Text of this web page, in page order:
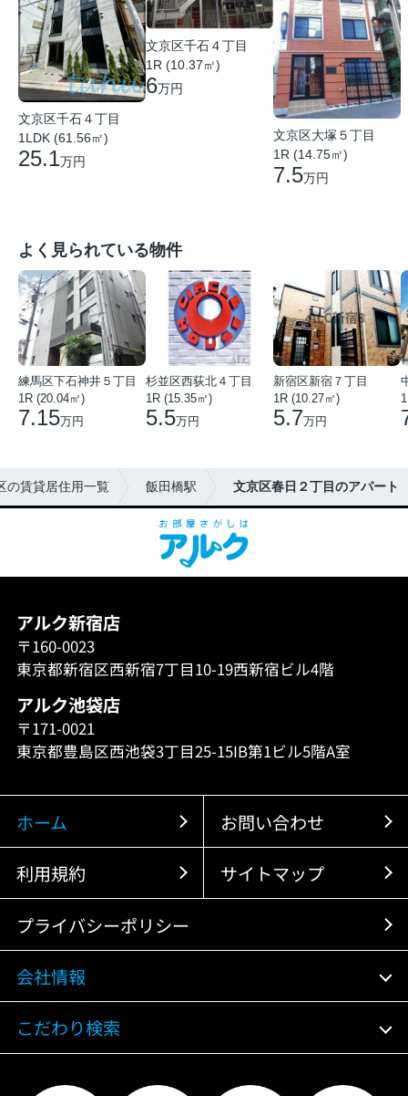
文京区千石４丁目
1LDK (61.56㎡)
25.1万円
文京区千石４丁目
1R (10.37㎡)
6万円
文京区大塚５丁目
1R (14.75㎡)
7.5万円
よく見られている物件
練馬区下石神井５丁目
1R (20.04㎡)
7.15万円
杉並区西荻北４丁目
1R (15.35㎡)
5.5万円
新宿区新宿７丁目
1R (10.27㎡)
5.7万円
の賃貸居住用一覧 飯田橋駅 文京区春日２丁目のアパート
アルク新宿店
〒160-0023
東京都新宿区西新宿7丁目10-19西新宿ビル4階
アルク池袋店
〒171-0021
東京都豊島区西池袋3丁目25-15IB第1ビル5階A室
ホーム お問い合わせ
利用規約 サイトマップ
プライバシーポリシー
会社情報
こだわり検索